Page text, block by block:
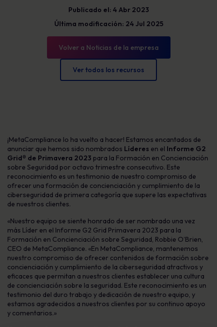
Publicado el: 4 Abr 2023
Última modificación: 24 Jul 2025
Volver a Noticias de la empresa
Ver todos los recursos
¡MetaCompliance lo ha vuelto a hacer! Estamos encantados de
anunciar que hemos sido nombrados Líderes en el Informe G2
Grid® de Primavera 2023 para la Formación en Concienciación
sobre Seguridad por octavo trimestre consecutivo. Este
reconocimiento es un testimonio de nuestro compromiso de
ofrecer una formación de concienciación y cumplimiento de la
ciberseguridad de primera categoría que supere las expectativas
de nuestros clientes.
«Nuestro equipo se siente honrado de ser nombrado una vez
más Líder en el Informe G2 Grid Primavera 2023 para la
Formación en Concienciación sobre Seguridad, Robbie O’Brien,
CEO de MetaCompliance. «En MetaCompliance, mantenemos
nuestro compromiso de ofrecer contenidos de formación sobre
concienciación y cumplimiento de la ciberseguridad atractivos y
eficaces que permitan a nuestros clientes establecer una cultura
de concienciación sobre la seguridad. Este reconocimiento es un
testimonio del duro trabajo y dedicación de nuestro equipo, y
estamos agradecidos a nuestros clientes por su continuo apoyo
y comentarios.»